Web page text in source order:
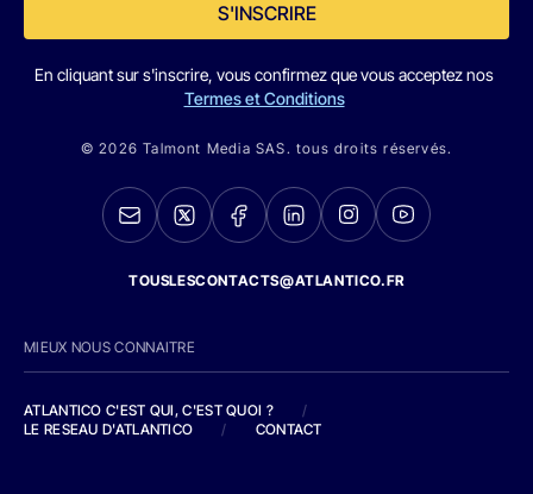
S'INSCRIRE
En cliquant sur s'inscrire, vous confirmez que vous acceptez nos
Termes et Conditions
© 2026 Talmont Media SAS. tous droits réservés.
TOUSLESCONTACTS@ATLANTICO.FR
MIEUX NOUS CONNAITRE
ATLANTICO C'EST QUI, C'EST QUOI ?
/
LE RESEAU D'ATLANTICO
/ CONTACT